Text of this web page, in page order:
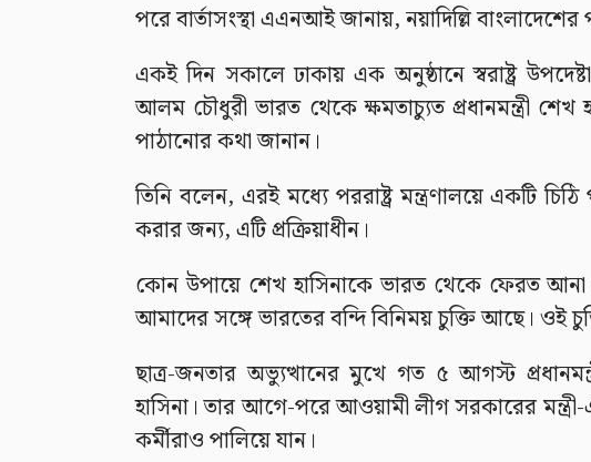
পরে বার্তাসংস্থা এএনআই জানায়, নয়াদিল্লি বাংলাদেশের
একই দিন সকালে ঢাকায় এক অনুষ্ঠানে স্বরাষ্ট্র
আলম চৌধুরী ভারত থেকে ক্ষমতাচ্যুত প্রধানমন্ত্রী শেখ
পাঠানোর কথা জানান।
তিনি বলেন, এরই মধ্যে পররাষ্ট্র মন্ত্রণালয়ে একটি
করার জন্য, এটি প্রক্রিয়াধীন।
কোন উপায়ে শেখ হাসিনাকে ভারত থেকে ফেরত আনা
আমাদের সঙ্গে ভারতের বন্দি বিনিময় চুক্তি আছে। ওই
ছাত্র-জনতার অভ্যুত্থানের মুখে গত ৫ আগস্ট
হাসিনা। তার আগে-পরে আওয়ামী লীগ সরকারের
কর্মীরাও পালিয়ে যান।